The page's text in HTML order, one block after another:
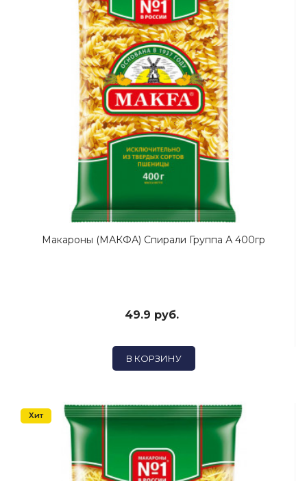
Макароны (МАКФА) Спирали Группа А 400гр
49.9 руб.
В КОРЗИНУ
Хит